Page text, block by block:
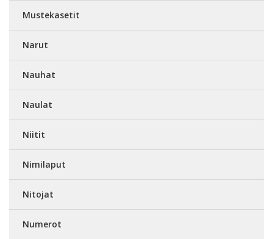
Mustekasetit
Narut
Nauhat
Naulat
Niitit
Nimilaput
Nitojat
Numerot